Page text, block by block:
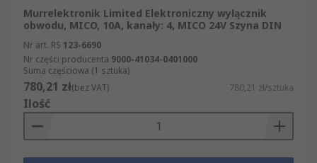
Murrelektronik Limited Elektroniczny wyłącznik
obwodu, MICO, 10A, kanały: 4, MICO 24V Szyna DIN
Nr art. RS 123-6690
Nr części producenta 9000-41034-0401000
Suma częściowa (1 sztuka)
780,21 zł(bez VAT) 780,21 zł/sztuka
Ilość